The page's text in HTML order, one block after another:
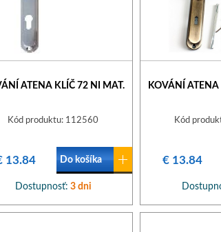
ATENA KLÍČ 72 NI MAT.
Kód produktu: 112560
13.84 Do košíka
Dostupnosť: 3 dni
KOVÁNÍ
Kód
€ 13.84